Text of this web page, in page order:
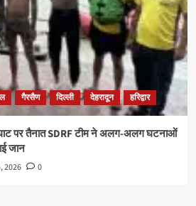
गैरसैण दिल्ली देहरादून हरिद्वार
घाट पर तैनात SDRF टीम ने अलग-अलग घटनाओं
जान
2026 0